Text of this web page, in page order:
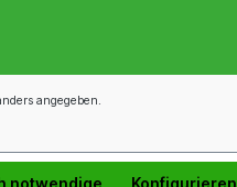
angegeben.
notwendige Konfigurieren